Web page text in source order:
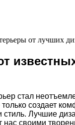
стал
создает
стиль. Лучшие
нас своими